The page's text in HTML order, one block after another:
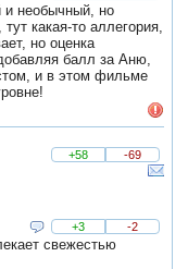
и необычный, но
какая-то аллегория,
но оценка
балл за Аню,
и в этом фильме
+58
-69
+3 -2
свежестью